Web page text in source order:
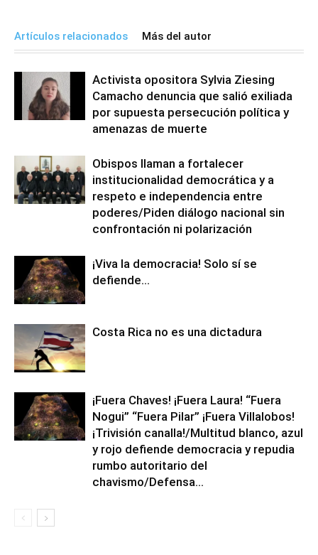
Artículos relacionados Más del autor
Activista opositora Sylvia Ziesing
Camacho denuncia que salió exiliada
por supuesta persecución política y
amenazas de muerte
Obispos llaman a fortalecer
institucionalidad democrática y a
respeto e independencia entre
poderes/Piden diálogo nacional sin
confrontación ni polarización
¡Viva la democracia! Solo sí se
defiende…
Costa Rica no es una dictadura
¡Fuera Chaves! ¡Fuera Laura! “Fuera
Nogui” “Fuera Pilar” ¡Fuera Villalobos!
¡Trivisión canalla!/Multitud blanco, azul
y rojo defiende democracia y repudia
rumbo autoritario del
chavismo/Defensa...